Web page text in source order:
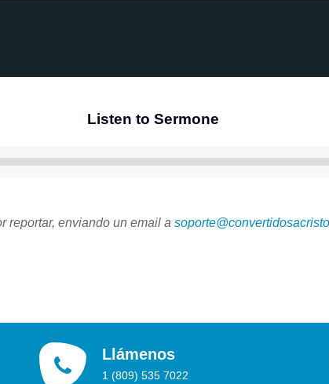
Listen to Sermone
Reproductor
reportar, enviando un email a
Llámenos
1 (809) 535 7022